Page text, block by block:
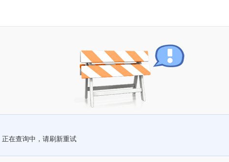
正在查询中，请刷新重试